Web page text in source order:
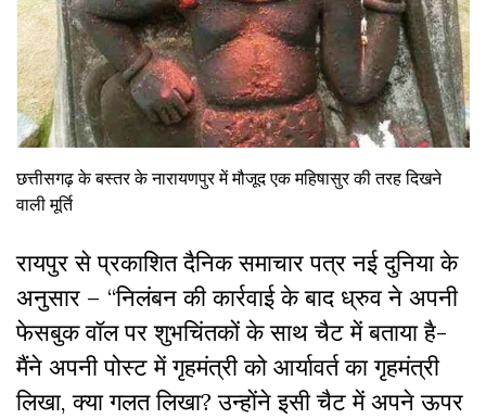
छत्तीसगढ़ के बस्तर के नारायणपुर में मौजूद एक महिषासुर की तरह दिखने
वाली मूर्ति
रायपुर से प्रकाशित दैनिक समाचार पत्र नई दुनिया के
अनुसार – “निलंबन की कार्रवाई के बाद ध्रुव ने अपनी
फेसबुक वॉल पर शुभचिंतकों के साथ चैट में बताया है-
मैंने अपनी पोस्ट में गृहमंत्री को आर्यावर्त का गृहमंत्री
लिखा,क्या गलत लिखा?उन्होंने इसी चैट में अपने ऊपर